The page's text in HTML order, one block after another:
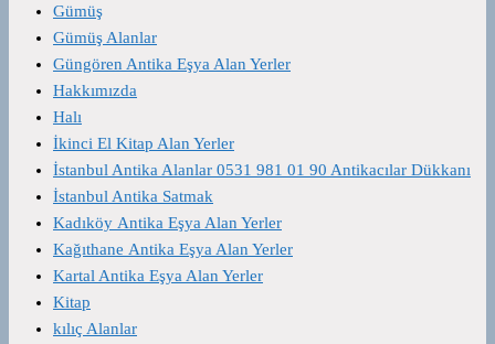
Gümüş
Gümüş Alanlar
Güngören Antika Eşya Alan Yerler
Hakkımızda
Halı
İkinci El Kitap Alan Yerler
İstanbul Antika Alanlar 0531 981 01 90 Antikacılar Dükkanı
İstanbul Antika Satmak
Kadıköy Antika Eşya Alan Yerler
Kağıthane Antika Eşya Alan Yerler
Kartal Antika Eşya Alan Yerler
Kitap
kılıç Alanlar